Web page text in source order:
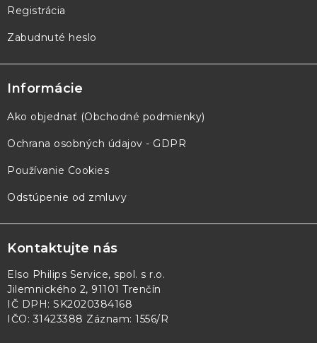
Registrácia
Zabudnuté heslo
Informácie
Ako objednať (Obchodné podmienky)
Ochrana osobných údajov - GDPR
Používanie Cookies
Odstúpenie od zmluvy
Kontaktujte nás
Elso Philips Service, spol. s r.o.
Jilemnického 2, 91101 Trenčín
IČ DPH: SK2020384168
IČO: 31423388 Záznam: 1556/R